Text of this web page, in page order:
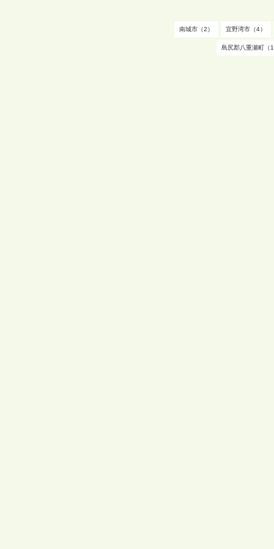
南城市（2） 宜野湾市（4）
島尻郡八重瀬町（1